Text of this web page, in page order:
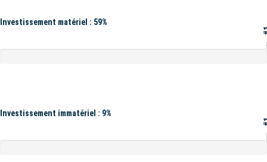
Investissement matériel : 59%
Investissement immatériel : 9%